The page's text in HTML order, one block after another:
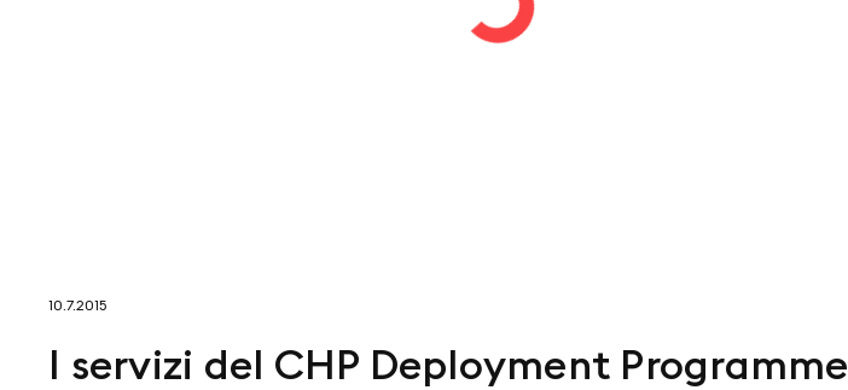
10.7.2015
I servizi del CHP Deployment Programme